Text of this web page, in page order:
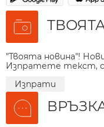
"Твоята новина"!
Изпратете текст,
Изпрати